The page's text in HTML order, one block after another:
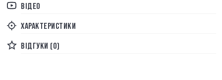
ВІДЕО
ХАРАКТЕРИСТИКИ
ВІДГУКИ (0)